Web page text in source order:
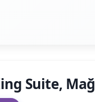
Suite,